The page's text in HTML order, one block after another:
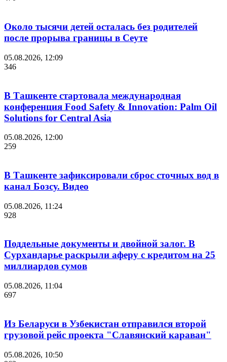
Около тысячи детей осталась без родителей
после прорыва границы в Сеуте
05.08.2026, 12:09
346
В Ташкенте стартовала международная
конференция Food Safety & Innovation: Palm Oil
Solutions for Central Asia
05.08.2026, 12:00
259
В Ташкенте зафиксировали сброс сточных вод в
канал Бозсу. Видео
05.08.2026, 11:24
928
Поддельные документы и двойной залог. В
Сурхандарье раскрыли аферу с кредитом на 25
миллиардов сумов
05.08.2026, 11:04
697
Из Беларуси в Узбекистан отправился второй
грузовой рейс проекта "Славянский караван"
05.08.2026, 10:50